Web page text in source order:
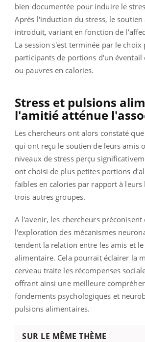
bien documentée pour induire le
Après l'induction du stress, le soutien
introduit, variant en fonction de
La session s'est terminée par le choix
participants de portions d'un éventail
ou pauvres en calories.
Stress et pulsions
l'amitié atténue
Les chercheurs ont alors constaté
qui ont reçu le soutien de leurs amis
niveaux de stress perçu
ont choisi de plus petites portions
faibles en calories par rapport à leurs
trois autres groupes.
A l'avenir, les chercheurs
l'exploration des mécanismes
tendent la relation entre les amis et
alimentaire. Cela pourrait éclairer la
cerveau traite les récompenses
offrant ainsi une meilleure
fondements psychologiques et
pulsions alimentaires.
SUR LE MÊME THÈME